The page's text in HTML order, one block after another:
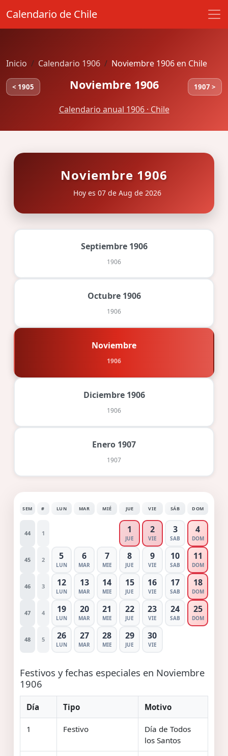
Calendario de Chile
Inicio Calendario 1906 Noviembre 1906 en Chile
< 1905 Noviembre 1906 1907 >
Calendario anual 1906 · Chile
Noviembre 1906
Hoy es 07 de Aug de 2026
Septiembre 1906
1906
Octubre 1906
1906
Noviembre
1906
Diciembre 1906
1906
Enero 1907
1907
SEM # LUN MAR MIÉ JUE VIE SÁB DOM
44 1 1
JUE
2
VIE
3
SAB
4
DOM
45 2 5
LUN
6
MAR
7
MIE
8
JUE
9
VIE
10
SAB
11
DOM
46 3 12
LUN
13
MAR
14
MIE
15
JUE
16
VIE
17
SAB
18
DOM
47 4 19
LUN
20
MAR
21
MIE
22
JUE
23
VIE
24
SAB
25
DOM
48 5 26
LUN
27
MAR
28
MIE
29
JUE
30
VIE
Festivos y fechas especiales en Noviembre
1906
Día Tipo Motivo
1 Festivo
Día de Todos
los Santos